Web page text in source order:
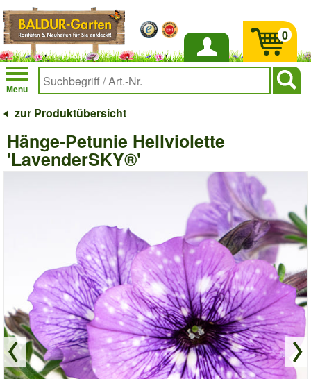
Anmelden
Menu
0
zur Produktübersicht
Hänge-Petunie Hellviolette
'LavenderSKY®'